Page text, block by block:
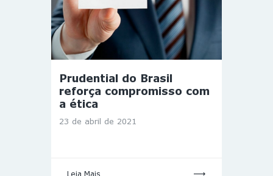
Prudential do Brasil
reforça compromisso com
a ética
23 de abril de 2021
Leia Mais